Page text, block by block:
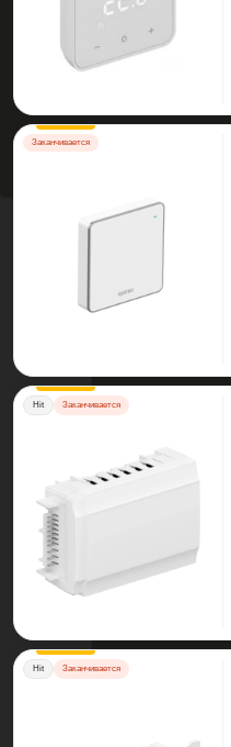
Заканчивается
Hit Заканчивается
Hit Заканчивается